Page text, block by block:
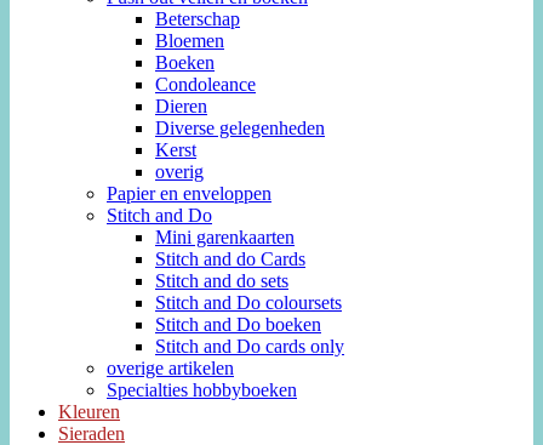
Beterschap
Bloemen
Boeken
Condoleance
Dieren
Diverse gelegenheden
Kerst
overig
Papier en enveloppen
Stitch and Do
Mini garenkaarten
Stitch and do Cards
Stitch and do sets
Stitch and Do coloursets
Stitch and Do boeken
Stitch and Do cards only
overige artikelen
Specialties hobbyboeken
Kleuren
Sieraden